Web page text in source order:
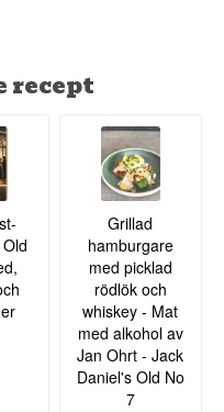
recept
Grillad
hamburgare
med picklad
rödlök och
whiskey - Mat
med alkohol av
Jan Ohrt - Jack
Daniel's Old No
7